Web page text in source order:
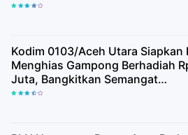
Kodim 0103/Aceh Utara Siapkan
Menghias Gampong Berhadiah
Juta, Bangkitkan Semangat
Kemerdekaan hingga Pelosok